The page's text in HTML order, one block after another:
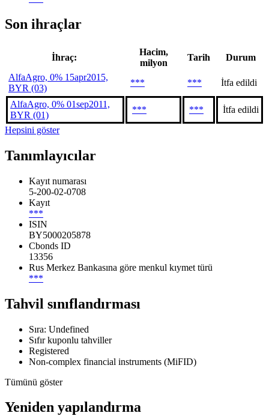
Son ihraçlar
İhraç:
Hacim,
milyon
Tarih
Durum
AlfaAgro, 0% 15apr2015,
BYR (03)
*** *** İtfa edildi
AlfaAgro, 0% 01sep2011,
BYR (01)
*** ***
İtfa edildi
Hepsini göster
Tanımlayıcılar
Kayıt numarası
5-200-02-0708
Kayıt
***
ISIN
BY5000205878
Cbonds ID
13356
Rus Merkez Bankasına göre menkul kıymet türü
***
Tahvil sınıflandırması
Sıra: Undefined
Sıfır kuponlu tahviller
Registered
Non-complex financial instruments (MiFID)
Tümünü göster
Yeniden yapılandırma